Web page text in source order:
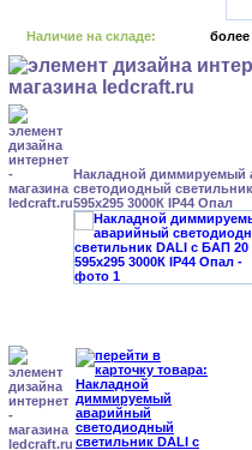
Наличие на складе: более
Накладной диммируемый
светодиодный
595x295 3000К IP44 Опал